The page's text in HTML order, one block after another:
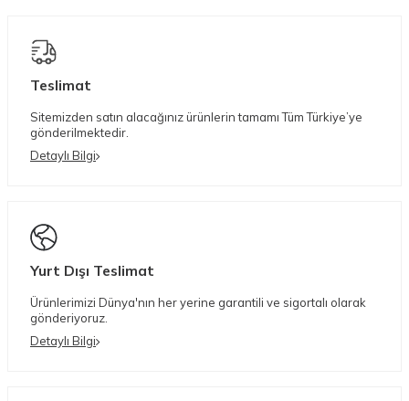
Teslimat
Sitemizden satın alacağınız ürünlerin tamamı Tüm Türkiye’ye
gönderilmektedir.
Detaylı Bilgi
Yurt Dışı Teslimat
Ürünlerimizi Dünya'nın her yerine garantili ve sigortalı olarak
gönderiyoruz.
Detaylı Bilgi